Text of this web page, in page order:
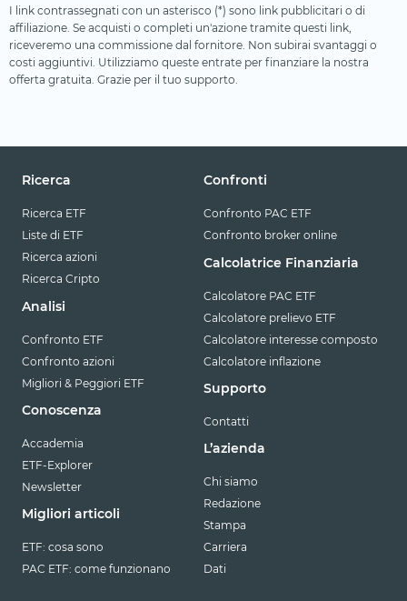
I link contrassegnati con un asterisco (*) sono link pubblicitari o di
affiliazione. Se acquisti o completi un'azione tramite questi link,
riceveremo una commissione dal fornitore. Non subirai svantaggi o
costi aggiuntivi. Utilizziamo queste entrate per finanziare la nostra
offerta gratuita. Grazie per il tuo supporto.
Ricerca
Ricerca ETF
Liste di ETF
Ricerca azioni
Ricerca Cripto
Analisi
Confronto ETF
Confronto azioni
Migliori & Peggiori ETF
Conoscenza
Accademia
ETF-Explorer
Newsletter
Migliori articoli
ETF: cosa sono
PAC ETF: come funzionano
Confronti
Confronto PAC ETF
Confronto broker online
Calcolatrice Finanziaria
Calcolatore PAC ETF
Calcolatore prelievo ETF
Calcolatore interesse composto
Calcolatore inflazione
Supporto
Contatti
L’azienda
Chi siamo
Redazione
Stampa
Carriera
Dati